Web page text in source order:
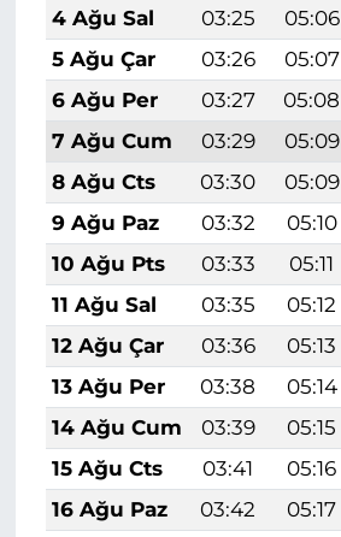
4 Ağu Sal
03:25 05:06
5 Ağu Çar
03:26 05:07
6 Ağu Per
03:27 05:08
7 Ağu Cum
03:29 05:09
8 Ağu Cts
03:30 05:09
9 Ağu Paz
03:32 05:10
10 Ağu Pts
03:33 05:11
11 Ağu Sal
03:35 05:12
12 Ağu Çar
03:36 05:13
13 Ağu Per
03:38 05:14
14 Ağu Cum
03:39 05:15
15 Ağu Cts
03:41 05:16
16 Ağu Paz
03:42 05:17